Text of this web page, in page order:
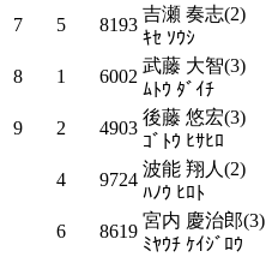
7 5 8193
吉瀬 奏志(2)
ｷｾ ｿｳｼ
8 1 6002
武藤 大智(3)
ﾑﾄｳ ﾀﾞｲﾁ
9 2 4903
後藤 悠宏(3)
ｺﾞﾄｳ ﾋｻﾋﾛ
4 9724
波能 翔人(2)
ﾊﾉｳ ﾋﾛﾄ
6 8619
宮内 慶治郎(3)
ﾐﾔｳﾁ ｹｲｼﾞﾛｳ